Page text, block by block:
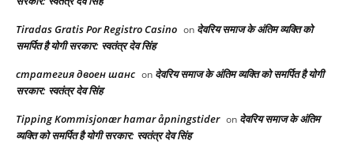
Tiradas Gratis Por Registro Casino on देवरिय समाज के अंतिम व्यक्ति को
समर्पित है योगी सरकार: स्वतंत्र देव सिंह
стратегия двоен шанс on देवरिय समाज के अंतिम व्यक्ति को समर्पित है योगी
सरकार: स्वतंत्र देव सिंह
Tipping Kommisjonær hamar åpningstider on देवरिय समाज के अंतिम
व्यक्ति को समर्पित है योगी सरकार: स्वतंत्र देव सिंह